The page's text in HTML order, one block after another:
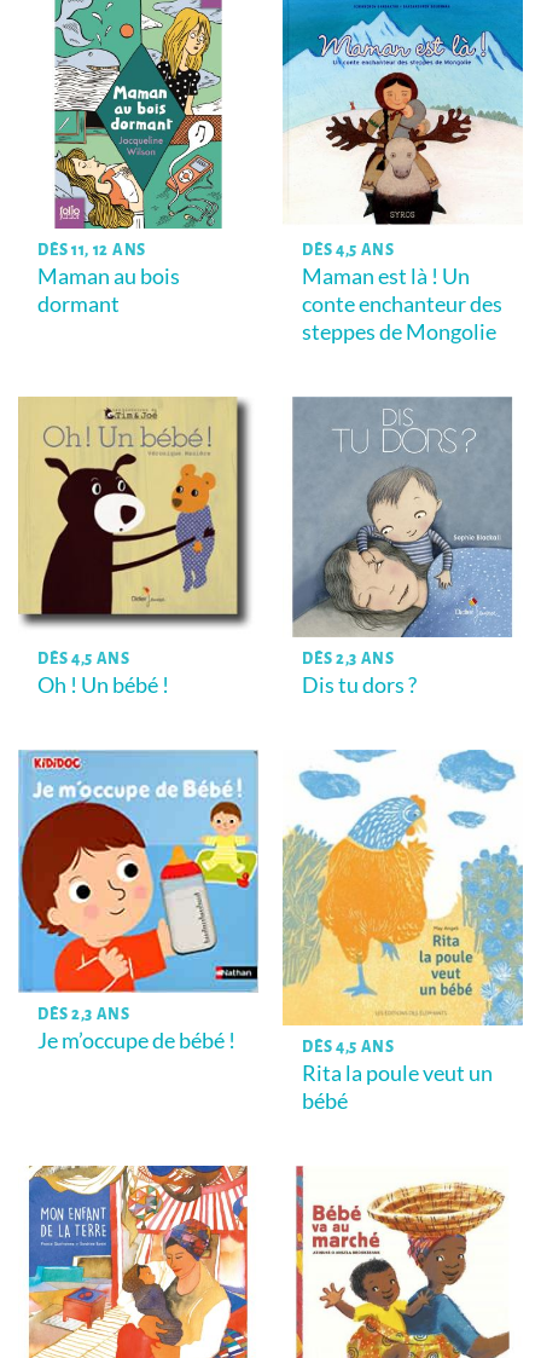
DÈS 11, 12 ANS
Maman au bois
dormant
DÈS 4,5 ANS
Maman est là ! Un
conte enchanteur des
steppes de Mongolie
DÈS 4,5 ANS
Oh ! Un bébé !
DÈS 2,3 ANS
Dis tu dors ?
DÈS 2,3 ANS
Je m’occupe de bébé ! DÈS 4,5 ANS
Rita la poule veut un
bébé